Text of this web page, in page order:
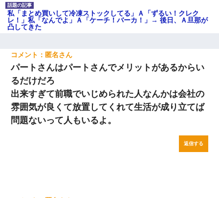
私「まとめ買いして冷凍ストックしてる」Ａ「ずるい！クレク
レ！」私「なんでよ」Ａ「ケーチ！バーカ！」→ 後日、Ａ旦那が
凸してきた
匿名
パートさんはパートさんでメリットがあるからい
るだけだろ
出来すぎて前職でいじめられた人なんかは会社の
雰囲気が良くて放置してくれて生活が成り立てば
問題ないって人もいるよ。
返信する